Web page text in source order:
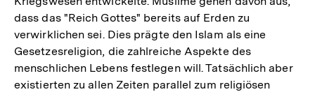
dass das "Reich Gottes" bereits auf Erden zu
verwirklichen sei. Dies prägte den Islam als eine
Gesetzesreligion, die zahlreiche Aspekte des
menschlichen Lebens festlegen will. Tatsächlich aber
existierten zu allen Zeiten parallel zum religiösen